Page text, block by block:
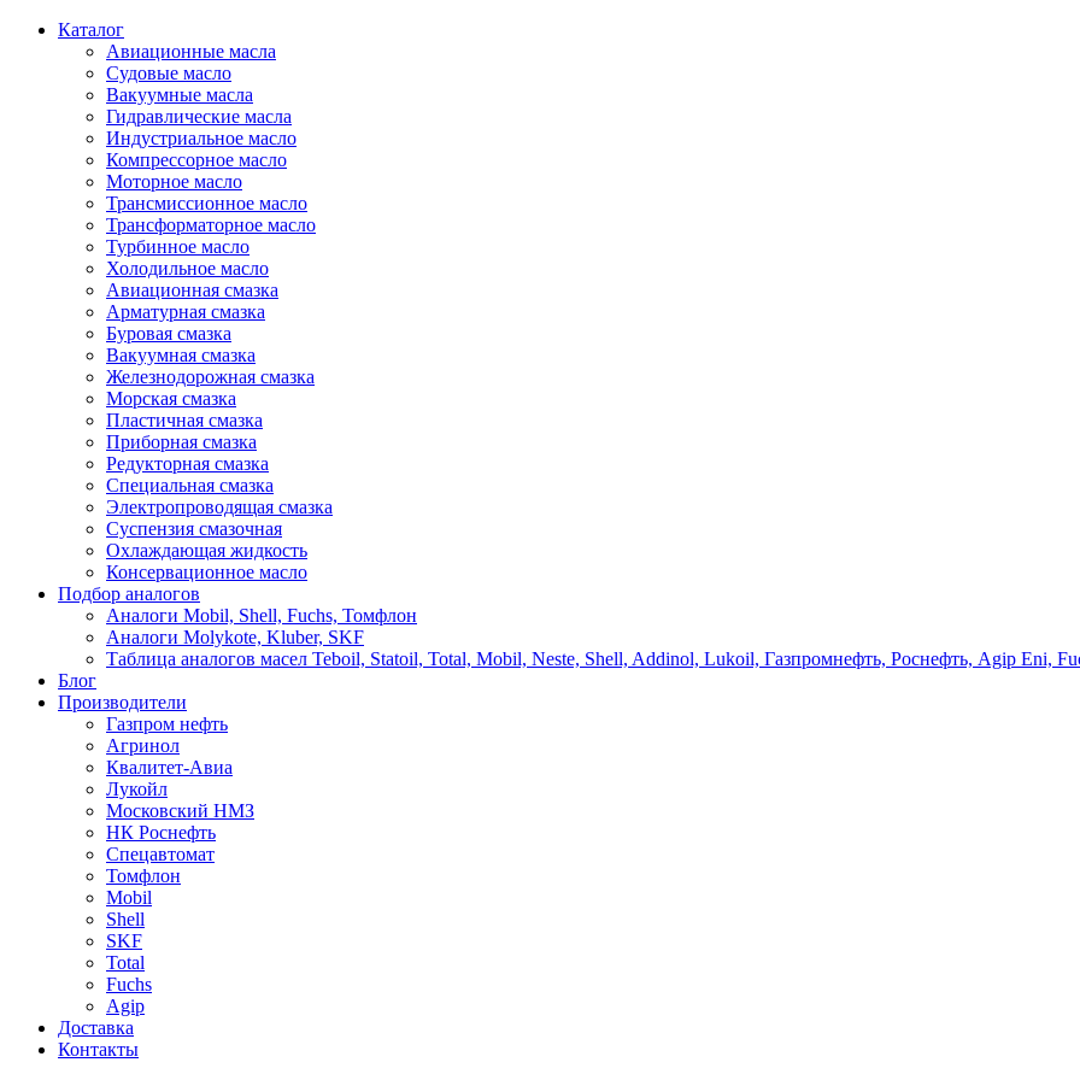
Каталог
Авиационные масла
Судовые масло
Вакуумные масла
Гидравлические масла
Индустриальное масло
Компрессорное масло
Моторное масло
Трансмиссионное масло
Трансформаторное масло
Турбинное масло
Холодильное масло
Авиационная смазка
Арматурная смазка
Буровая смазка
Вакуумная смазка
Железнодорожная смазка
Морская смазка
Пластичная смазка
Приборная смазка
Редукторная смазка
Специальная смазка
Электропроводящая смазка
Суспензия смазочная
Охлаждающая жидкость
Консервационное масло
Подбор аналогов
Аналоги Mobil, Shell, Fuchs, Томфлон
Аналоги Molykote, Kluber, SKF
Таблица аналогов масел Teboil, Statoil, Total, Mobil, Neste, Shell, Addinol, Lukoil, Газпромнефть, Роснефть, Agip Eni,
Блог
Производители
Газпром нефть
Агринол
Квалитет-Авиа
Лукойл
Московский НМЗ
НК Роснефть
Спецавтомат
Томфлон
Mobil
Shell
SKF
Total
Fuchs
Agip
Доставка
Контакты